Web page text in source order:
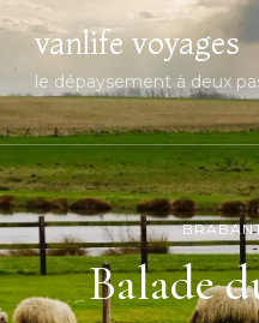
vanlife voyages
le dépaysement à deux
Balade